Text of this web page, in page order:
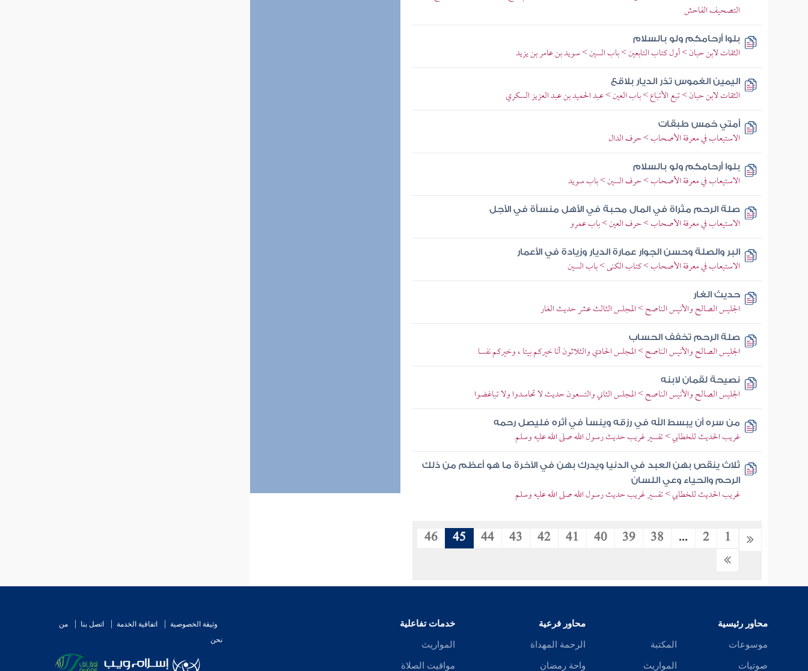
التصحيف الفاحش
بلوا أرحامكم ولو بالسلام
الثقات لابن حبان > أول كتاب التابعين > باب السين > سويد بن عامر بن يزيد
اليمين الغموس تذر الديار بلاقع
الثقات لابن حبان > تبع الأتباع > باب العين > عبد الحميد بن عبد العزيز السكري
أمتي خمس طبقات
الاستيعاب في معرفة الأصحاب > حرف الدال
بلوا أرحامكم ولو بالسلام
الاستيعاب في معرفة الأصحاب > حرف السين > باب سويد
صلة الرحم مثراة في المال محبة في الأهل منسأة في الأجل
الاستيعاب في معرفة الأصحاب > حرف العين > باب عمرو
البر والصلة وحسن الجوار عمارة الديار وزيادة في الأعمار
الاستيعاب في معرفة الأصحاب > كتاب الكنى > باب السين
حديث الغار
الجليس الصالح والأنيس الناصح > المجلس الثالث عشر حديث الغار
صلة الرحم تخفف الحساب
الجليس الصالح والأنيس الناصح > المجلس الحادي والثلاثون أنا خيركم بيتا ، وخيركم نفسا
نصيحة لقمان لابنه
الجليس الصالح والأنيس الناصح > المجلس الثاني والتسعون حديث لا تحاسدوا ولا تباغضوا
من سره أن يبسط الله في رزقه وينسأ في أثره فليصل رحمه
غريب الحديث للخطابي > تفسير غريب حديث رسول الله صلى الله عليه وسلم
ثلاث ينقص بهن العبد في الدنيا ويدرك بهن في الآخرة ما هو أعظم من ذلك
الرحم والحياء وعي اللسان
غريب الحديث للخطابي > تفسير غريب حديث رسول الله صلى الله عليه وسلم
1
2
...
38
39
40
41
42
43
44
45
46
محاور رئيسية
موسوعات
صوتيات
المكتبة
المواريث
محاور فرعية
الرحمة المهداة
واحة رمضان
خدمات تفاعلية
المواريث
مواقيت الصلاة
وثيقة الخصوصية اتفاقية الخدمة اتصل بنا
من
نحن